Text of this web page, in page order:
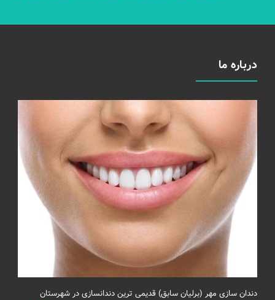
درباره ما
دندان سازی مهر (برلیان سابق) قدیمی ترین دندانسازی در شهرستان